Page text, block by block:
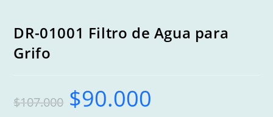
DR-01001 Filtro de Agua para
Grifo
$107.000
Original
price
was:
$90.000